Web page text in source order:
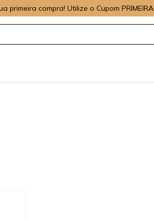
primeira compra! Utilize o Cupom PRIMEIRA